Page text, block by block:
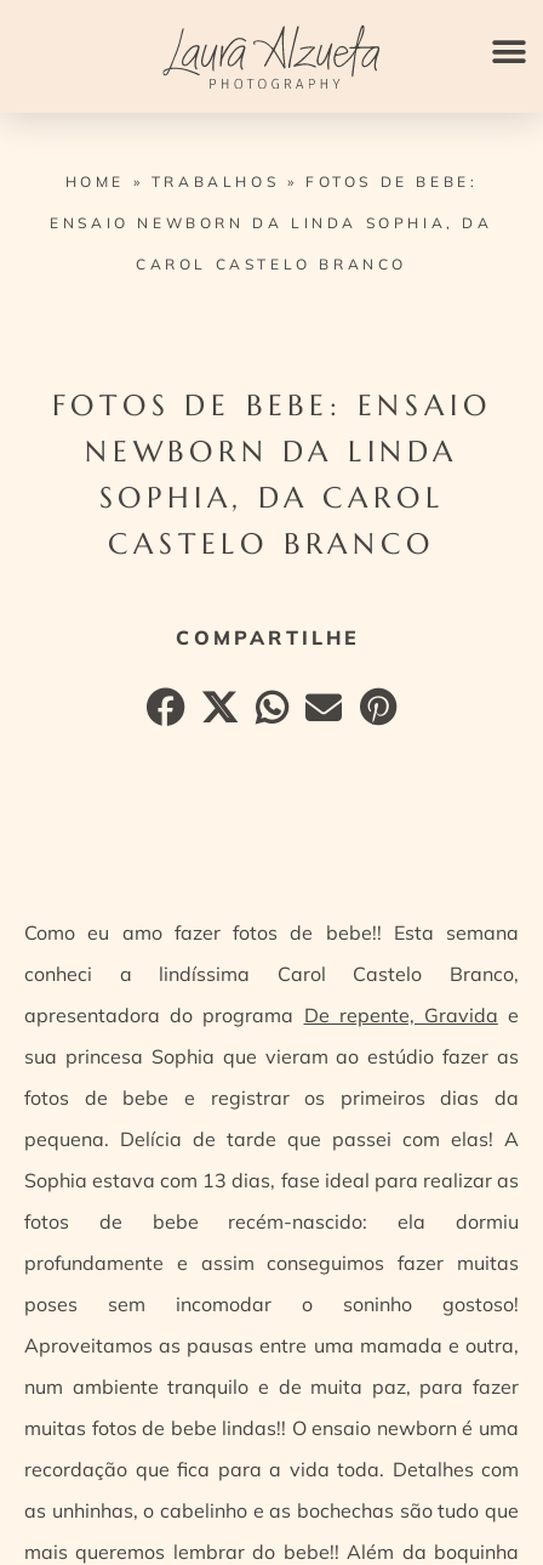
HOME » TRABALHOS » FOTOS DE BEBE:
ENSAIO NEWBORN DA LINDA SOPHIA, DA
CAROL CASTELO BRANCO
FOTOS DE BEBE: ENSAIO
NEWBORN DA LINDA
SOPHIA, DA CAROL
CASTELO BRANCO
Como eu amo fazer fotos de bebe!! Esta semana
conheci a lindíssima Carol Castelo Branco,
apresentadora do programa De repente, Gravida e
sua princesa Sophia que vieram ao estúdio fazer as
fotos de bebe e registrar os primeiros dias da
pequena. Delícia de tarde que passei com elas! A
Sophia estava com 13 dias, fase ideal para realizar as
fotos de bebe recém-nascido: ela dormiu
profundamente e assim conseguimos fazer muitas
poses sem incomodar o soninho gostoso!
Aproveitamos as pausas entre uma mamada e outra,
num ambiente tranquilo e de muita paz, para fazer
muitas fotos de bebe lindas!! O ensaio newborn é uma
recordação que fica para a vida toda. Detalhes com
as unhinhas, o cabelinho e as bochechas são tudo que
mais queremos lembrar do bebe!! Além da boquinha